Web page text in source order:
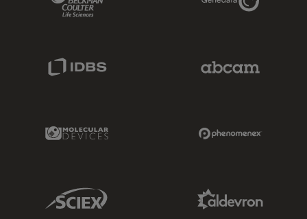
Molecular Devices Link
Sciex Link